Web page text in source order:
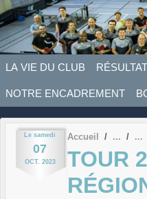
LA VIE DU CLUB
NOTRE ENCADREMENT
Le samedi
07
OCT. 2023
Accueil
TOUR
Panneau de gestion des